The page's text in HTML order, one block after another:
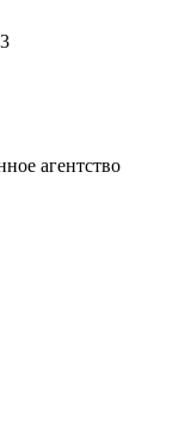
агентство